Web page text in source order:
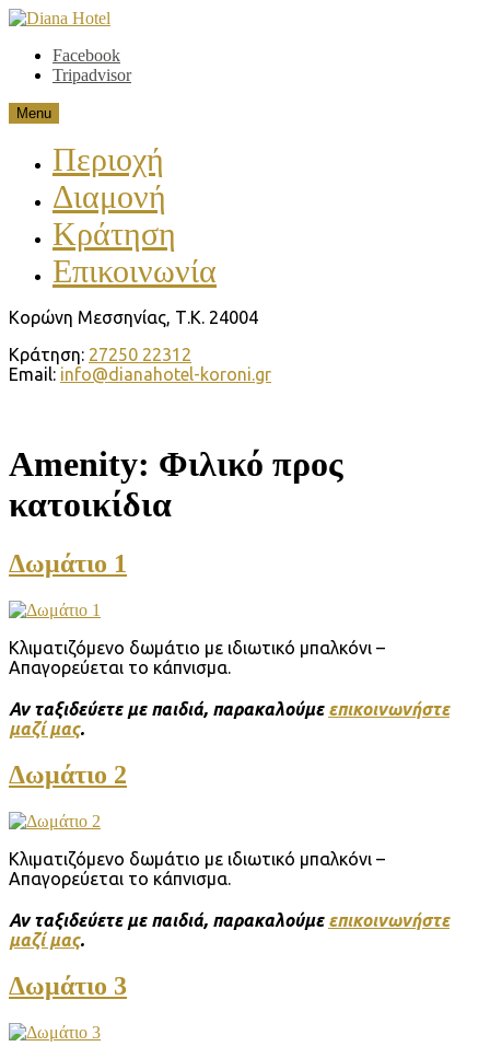
Skip
content
Diana Hotel
Koroni Messinia. Greece
Facebook
Tripadvisor
Menu
Περιοχή
Διαμονή
Κράτηση
Επικοινωνία
Κορώνη Μεσσηνίας, Τ.Κ. 24004
Κράτηση: 27250 22312
Email: info@dianahotel-koroni.gr
Amenity: Φιλικό προς
κατοικίδια
Δωμάτιο 1
Κλιματιζόμενο δωμάτιο με ιδιωτικό μπαλκόνι –
Απαγορεύεται το κάπνισμα.
Αν ταξιδεύετε με παιδιά, παρακαλούμε επικοινωνήστε
μαζί μας.
Δωμάτιο 2
Κλιματιζόμενο δωμάτιο με ιδιωτικό μπαλκόνι –
Απαγορεύεται το κάπνισμα.
Αν ταξιδεύετε με παιδιά, παρακαλούμε επικοινωνήστε
μαζί μας.
Δωμάτιο 3